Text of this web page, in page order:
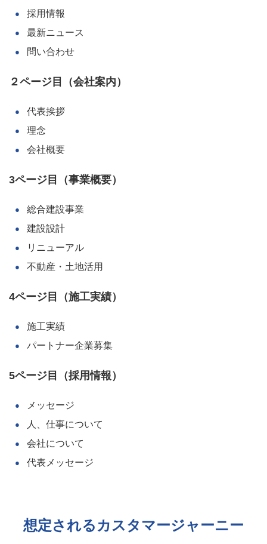
採用情報
最新ニュース
問い合わせ
２ページ目 （会社案内）
代表挨拶
理念
会社概要
3ページ目 （事業概要）
総合建設事業
建設設計
リニューアル
不動産・土地活用
4ページ目 （施工実績）
施工実績
パートナー企業募集
5ページ目 （採用情報）
メッセージ
人、仕事について
会社について
代表メッセージ
想定されるカスタマージャーニー